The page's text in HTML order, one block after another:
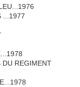
...1977
DU REGIMENT